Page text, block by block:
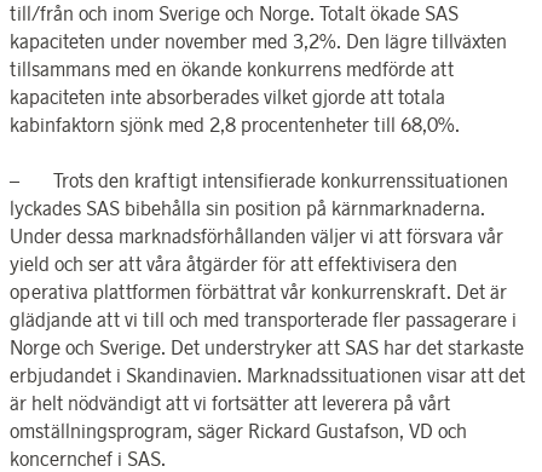
till/från och inom Sverige och Norge. Totalt ökade SAS
kapaciteten under november med 3,2%. Den lägre tillväxten
tillsammans med en ökande konkurrens medförde att
kapaciteten inte absorberades vilket gjorde att totala
kabinfaktorn sjönk med 2,8 procentenheter till 68,0%.
– Trots den kraftigt intensifierade konkurrenssituationen
lyckades SAS bibehålla sin position på kärnmarknaderna.
Under dessa marknadsförhållanden väljer vi att försvara vår
yield och ser att våra åtgärder för att effektivisera den
operativa plattformen förbättrat vår konkurrenskraft. Det är
glädjande att vi till och med transporterade fler passagerare i
Norge och Sverige. Det understryker att SAS har det starkaste
erbjudandet i Skandinavien. Marknadssituationen visar att det
är helt nödvändigt att vi fortsätter att leverera på vårt
omställningsprogram, säger Rickard Gustafson, VD och
koncernchef i SAS.